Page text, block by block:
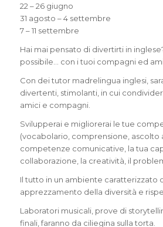
22 – 26 giugno
31 agosto – 4 settembre
7 – 11 settembre
Hai mai pensato di divertirti in
possibile… con i tuoi compagni ed
Con dei tutor madrelingua inglesi,
divertenti, stimolanti, in cui
amici e compagni.
Svilupperai e migliorerai le tue
(vocabolario, comprensione, ascolto
competenze comunicative, la tua
collaborazione, la creatività, il
Il tutto in un ambiente caratterizzato
apprezzamento della diversità e
Laboratori musicali, prove di
finali, faranno da ciliegina sulla torta.